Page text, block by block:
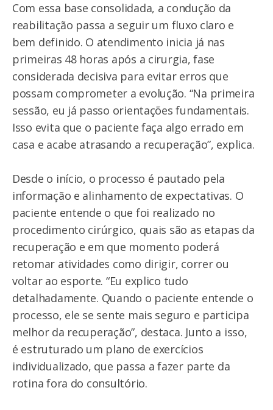
Com essa base consolidada, a condução da
reabilitação passa a seguir um fluxo claro e
bem definido. O atendimento inicia já nas
primeiras 48 horas após a cirurgia, fase
considerada decisiva para evitar erros que
possam comprometer a evolução. “Na primeira
sessão, eu já passo orientações fundamentais.
Isso evita que o paciente faça algo errado em
casa e acabe atrasando a recuperação”, explica.
Desde o início, o processo é pautado pela
informação e alinhamento de expectativas. O
paciente entende o que foi realizado no
procedimento cirúrgico, quais são as etapas da
recuperação e em que momento poderá
retomar atividades como dirigir, correr ou
voltar ao esporte. “Eu explico tudo
detalhadamente. Quando o paciente entende o
processo, ele se sente mais seguro e participa
melhor da recuperação”, destaca. Junto a isso,
é estruturado um plano de exercícios
individualizado, que passa a fazer parte da
rotina fora do consultório.